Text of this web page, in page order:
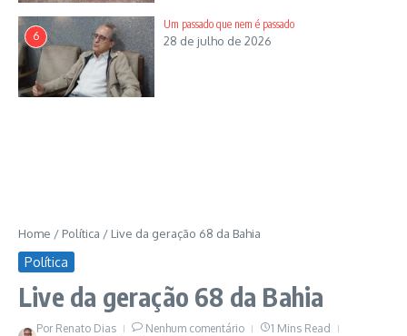
6
Um passado que nem é passado
28 de julho de 2026
Home / Política / Live da geração 68 da Bahia
Política
Live da geração 68 da Bahia
Por Renato Dias Nenhum comentário
1 Mins Read